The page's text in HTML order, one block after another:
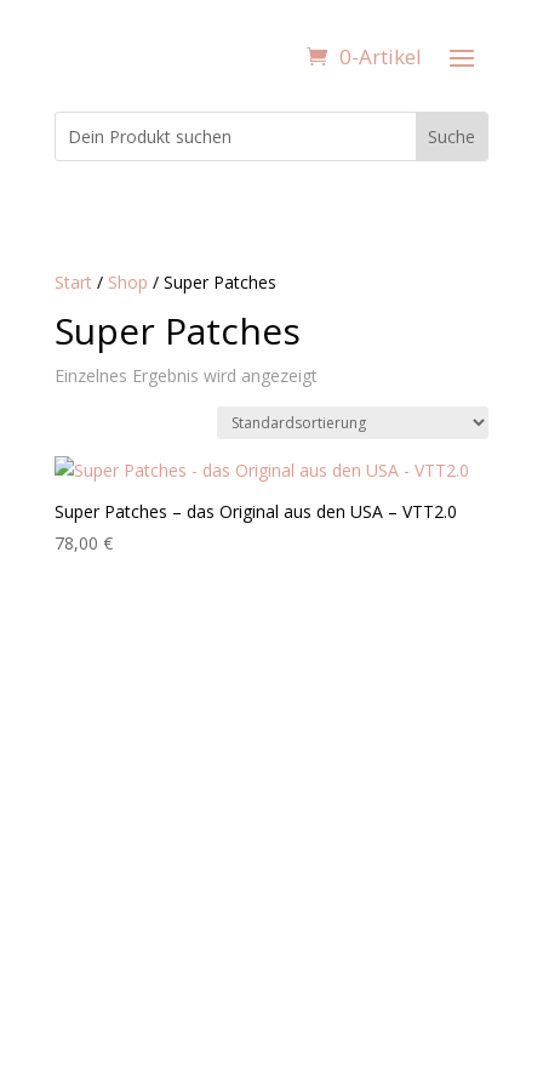
0-Artikel
Start / Shop / Super Patches
Super Patches
Einzelnes Ergebnis wird angezeigt
Super Patches – das Original aus den USA – VTT2.0
78,00 €